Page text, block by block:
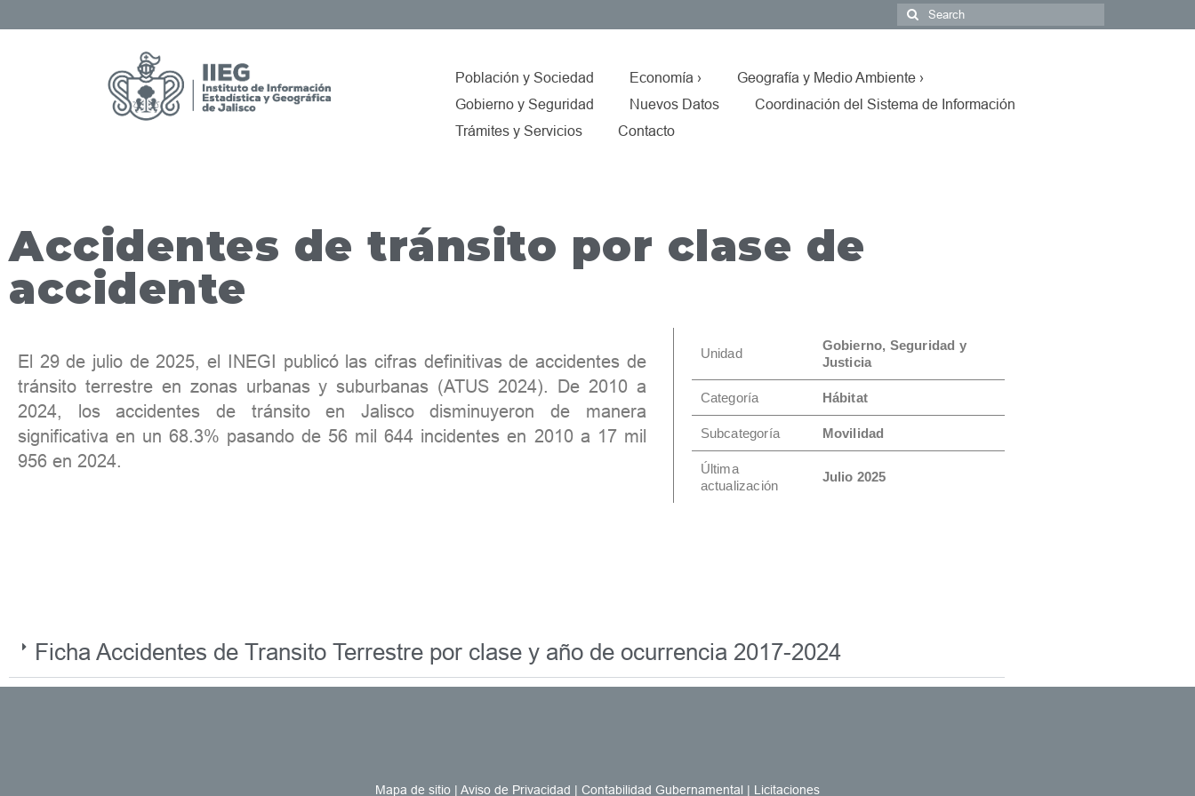
Población y Sociedad Economía ›
Geografía y Medio Ambiente ›
Gobierno y Seguridad
Nuevos Datos
Coordinación del Sistema de Información
Trámites y Servicios
Contacto
Accidentes de tránsito por clase de
accidente
El 29 de julio de 2025, el INEGI publicó las cifras definitivas de accidentes de
tránsito terrestre en zonas urbanas y suburbanas (ATUS 2024). De 2010 a
2024, los accidentes de tránsito en Jalisco disminuyeron de manera
significativa en un 68.3% pasando de 56 mil 644 incidentes en 2010 a 17 mil
956 en 2024.
Unidad
Gobierno, Seguridad y
Justicia
Categoría Hábitat
Subcategoría Movilidad
Última
actualización
Julio 2025
Ficha Accidentes de Transito Terrestre por clase y año de ocurrencia 2017-2024
Mapa de sitio | Aviso de Privacidad | Contabilidad Gubernamental | Licitaciones